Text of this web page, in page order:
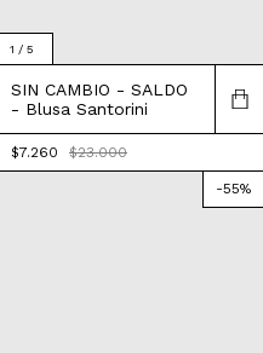
1 / 5
SIN CAMBIO - SALDO
- Blusa Santorini
$7.260 $23.000
-55%